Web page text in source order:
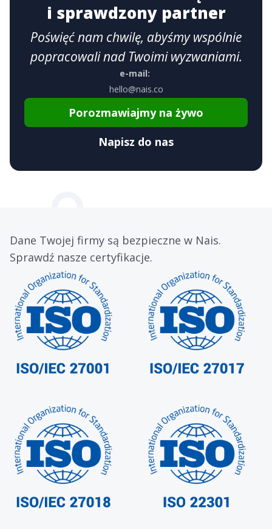
i sprawdzony partner
Poświęć nam chwilę, abyśmy wspólnie
popracowali nad Twoimi wyzwaniami.
e-mail:
hello@nais.co
Porozmawiajmy na żywo
Napisz do nas
Dane Twojej firmy są bezpieczne w Nais.
Sprawdź nasze certyfikacje.